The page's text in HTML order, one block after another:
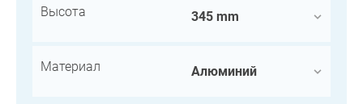
Высота
Материал